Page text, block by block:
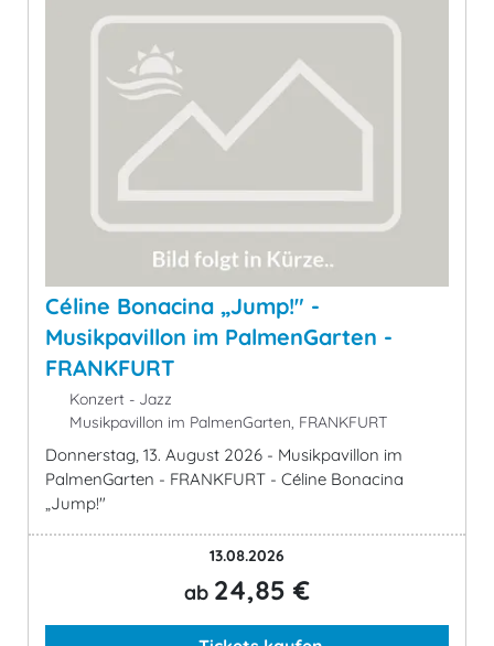
Céline Bonacina „Jump!" -
Musikpavillon im PalmenGarten -
FRANKFURT
Konzert - Jazz
Musikpavillon im PalmenGarten, FRANKFURT
Donnerstag, 13. August 2026 - Musikpavillon im
PalmenGarten - FRANKFURT - Céline Bonacina
„Jump!"
13.08.2026
ab 24,85 €